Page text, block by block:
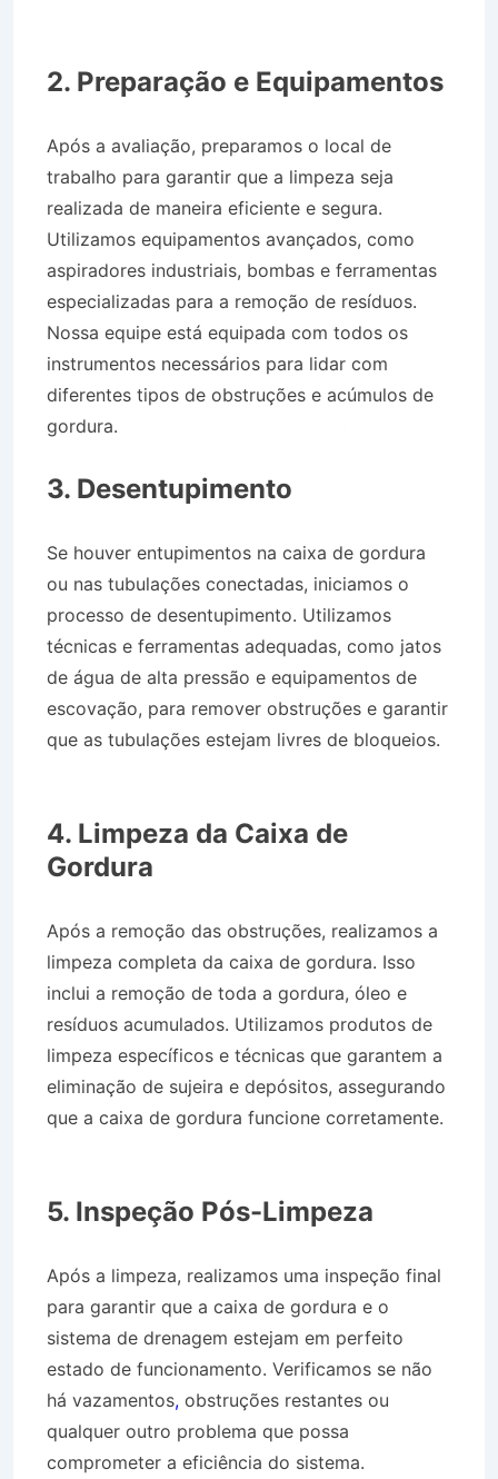
2. Preparação e Equipamentos
Após a avaliação, preparamos o local de
trabalho para garantir que a limpeza seja
realizada de maneira eficiente e segura.
Utilizamos equipamentos avançados, como
aspiradores industriais, bombas e ferramentas
especializadas para a remoção de resíduos.
Nossa equipe está equipada com todos os
instrumentos necessários para lidar com
diferentes tipos de obstruções e acúmulos de
gordura.
3. Desentupimento
Se houver entupimentos na caixa de gordura
ou nas tubulações conectadas, iniciamos o
processo de desentupimento. Utilizamos
técnicas e ferramentas adequadas, como jatos
de água de alta pressão e equipamentos de
escovação, para remover obstruções e garantir
que as tubulações estejam livres de bloqueios.
4. Limpeza da Caixa de
Gordura
Após a remoção das obstruções, realizamos a
limpeza completa da caixa de gordura. Isso
inclui a remoção de toda a gordura, óleo e
resíduos acumulados. Utilizamos produtos de
limpeza específicos e técnicas que garantem a
eliminação de sujeira e depósitos, assegurando
que a caixa de gordura funcione corretamente.
5. Inspeção Pós-Limpeza
Após a limpeza, realizamos uma inspeção final
para garantir que a caixa de gordura e o
sistema de drenagem estejam em perfeito
estado de funcionamento. Verificamos se não
há vazamentos, obstruções restantes ou
qualquer outro problema que possa
comprometer a eficiência do sistema.